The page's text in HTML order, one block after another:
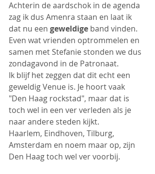
Achterin de aardschok in de agenda
zag ik dus Amenra staan en laat ik
dat nu een geweldige band vinden.
Even wat vrienden optrommelen en
samen met Stefanie stonden we dus
zondagavond in de Patronaat.
Ik blijf het zeggen dat dit echt een
geweldig Venue is. Je hoort vaak
"Den Haag rockstad", maar dat is
toch wel in een ver verleden als je
naar andere steden kijkt.
Haarlem, Eindhoven, Tilburg,
Amsterdam en noem maar op, zijn
Den Haag toch wel ver voorbij.